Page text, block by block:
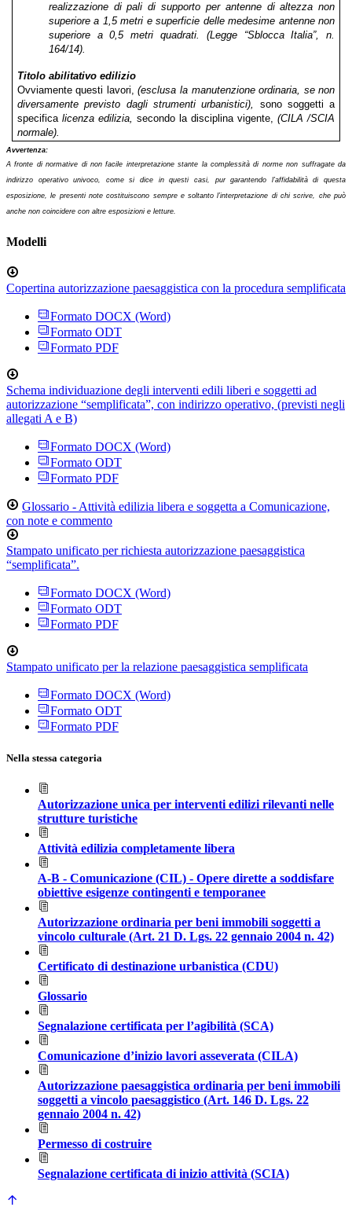
realizzazione di pali di supporto per antenne di altezza non
superiore a 1,5 metri e superficie delle medesime antenne non
superiore a 0,5 metri quadrati. (Legge “Sblocca Italia”, n.
164/14).
Titolo abilitativo edilizio
Ovviamente questi lavori,(esclusa la manutenzione ordinaria, se non
diversamente previsto dagli strumenti urbanistici),
sono soggetti a
specifica licenza edilizia, secondo la disciplina vigente, (CILA /SCIA
normale).
Avvertenza:
A fronte di normative di non facile interpretazione stante la complessità di norme non suffragate da
indirizzo operativo univoco, come si dice in questi casi, pur garantendo l’affidabilità di questa
esposizione, le presenti note costituiscono sempre e soltanto l’interpretazione di chi scrive, che può
anche non coincidere con altre esposizioni e letture.
Modelli
Copertina autorizzazione paesaggistica con la procedura semplificata
Formato DOCX (Word)
Formato ODT
Formato PDF
Schema individuazione degli interventi edili liberi e soggetti ad
autorizzazione “semplificata”, con indirizzo operativo, (previsti negli
allegati A e B)
Formato DOCX (Word)
Formato ODT
Formato PDF
Glossario - Attività edilizia libera e soggetta a Comunicazione,
con note e commento
Stampato unificato per richiesta autorizzazione paesaggistica
“semplificata”.
Formato DOCX (Word)
Formato ODT
Formato PDF
Stampato unificato per la relazione paesaggistica semplificata
Formato DOCX (Word)
Formato ODT
Formato PDF
Nella stessa categoria
Autorizzazione unica per interventi edilizi rilevanti nelle
strutture turistiche
Attività edilizia completamente libera
A-B - Comunicazione (CIL) - Opere dirette a soddisfare
obiettive esigenze contingenti e temporanee
Autorizzazione ordinaria per beni immobili soggetti a
vincolo culturale (Art. 21 D. Lgs. 22 gennaio 2004 n. 42)
Certificato di destinazione urbanistica (CDU)
Glossario
Segnalazione certificata per l’agibilità (SCA)
Comunicazione d’inizio lavori asseverata (CILA)
Autorizzazione paesaggistica ordinaria per beni immobili
soggetti a vincolo paesaggistico (Art. 146 D. Lgs. 22
gennaio 2004 n. 42)
Permesso di costruire
Segnalazione certificata di inizio attività (SCIA)